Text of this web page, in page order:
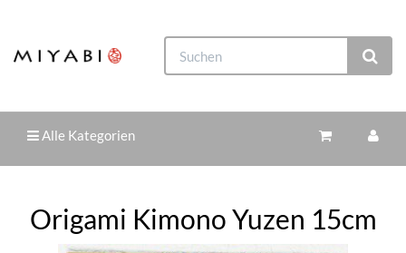
Alle Kategorien
Origami Kimono Yuzen 15cm